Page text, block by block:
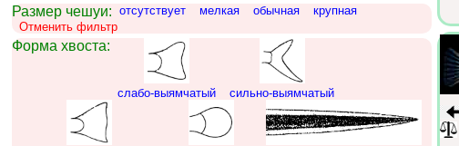
Размер чешуи: отсутствует мелкая обычная
крупная
Отменить фильтр
Форма хвоста:
слабо-выямчатый сильно-выямчатый